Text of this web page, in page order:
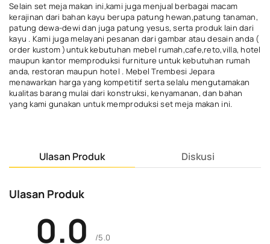
Selain set meja makan ini,kami juga menjual berbagai macam
kerajinan dari bahan kayu berupa patung hewan,patung tanaman,
patung dewa-dewi dan juga patung yesus, serta produk lain dari
kayu . Kami juga melayani pesanan dari gambar atau desain anda (
order kustom )untuk kebutuhan mebel rumah,cafe,reto,villa, hotel
maupun kantor memproduksi furniture untuk kebutuhan rumah
anda, restoran maupun hotel . Mebel Trembesi Jepara
menawarkan harga yang kompetitif serta selalu mengutamakan
kualitas barang mulai dari konstruksi, kenyamanan, dan bahan
yang kami gunakan untuk memproduksi set meja makan ini.
Ulasan Produk Diskusi
Ulasan Produk
0.0 /5.0